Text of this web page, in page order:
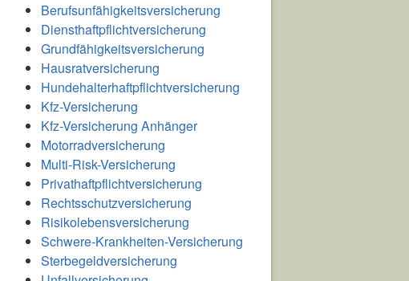
Berufsunfähigkeitsversicherung
Diensthaftpflichtversicherung
Grundfähigkeitsversicherung
Hausratversicherung
Hundehalterhaftpflichtversicherung
Kfz-Versicherung
Kfz-Versicherung Anhänger
Motorradversicherung
Multi-Risk-Versicherung
Privathaftpflichtversicherung
Rechtsschutzversicherung
Risikolebensversicherung
Schwere-Krankheiten-Versicherung
Sterbegeldversicherung